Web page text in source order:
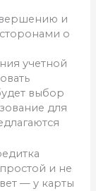
и
о
учетной
выбор
для
и не
— у карты